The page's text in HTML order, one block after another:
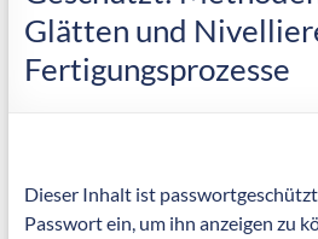
wirtschaftliche
Fertigung
Glätten und
Fertigungsprozesse
Dieser Inhalt ist
Passwort ein, um ihn anzeigen zu